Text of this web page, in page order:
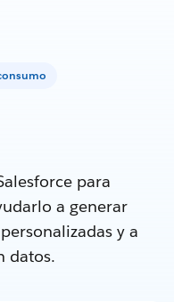
para
a generar
y a
datos.